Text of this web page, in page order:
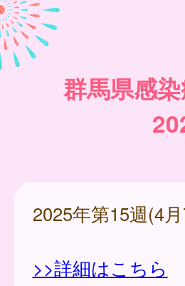
群馬県感
2025年第15週(4
>>詳細はこちら